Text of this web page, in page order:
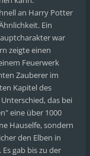
an Harry Potter
Ein
war
zeigte einen
Feuerwerk
Zauberer im
Kapitel des
das bei
eine über 1000
Hauselfe, sondern
den Elben in
gab bis zu der